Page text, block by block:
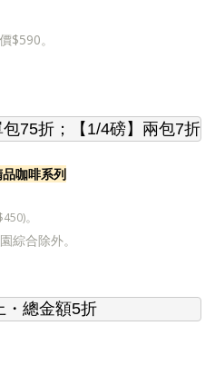
$590。
75折；【1/4磅】兩包7折
咖啡系列
。
綜合除外。
・總金額5折